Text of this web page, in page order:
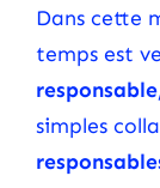
Dans cette
temps est
simples